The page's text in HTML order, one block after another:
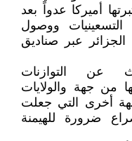
أميركا عدواً بعد
التسعينيات ووصول
عبر صناديق
عن التوازنات
من جهة والولايات
جهة أخرى التي جعلت
ضرورة للهيمنة